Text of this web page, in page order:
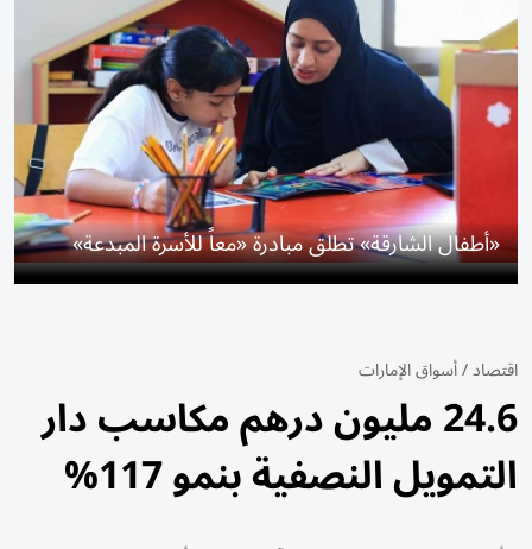
«أطفال الشارقة» تطلق مبادرة «معاً للأسرة المبدعة»
اقتصاد/أسواق الإمارات
24.6 مليون درهم مكاسب دار
التمويل النصفية بنمو 117%